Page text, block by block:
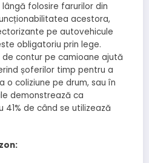
folosire farurilor din
acestora,
pe autovehicule
obligatoriu prin lege.
contur pe camioane ajută
șoferilor timp pentru a
o coliziune pe drum, sau în
demonstrează ca
de când se utilizează